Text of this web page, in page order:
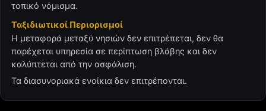
τοπικό νόμισμα.
Ταξιδιωτικοί Περιορισμοί
Η μεταφορά μεταξύ νησιών δεν επιτρέπεται, δεν θα
παρέχεται υπηρεσία σε περίπτωση βλάβης και δεν
καλύπτεται από την ασφάλιση.
Τα διασυνοριακά ενοίκια δεν επιτρέπονται.